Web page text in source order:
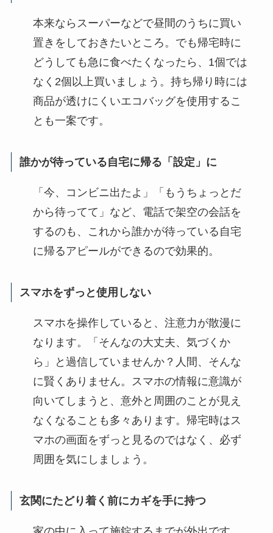
本来ならスーパーなどで昼間のうちに買い
置きをしておきたいところ。でも帰宅時に
どうしても急に食べたくなったら、1個では
なく2個以上買いましょう。持ち帰り時には
商品が透けにくいエコバッグを使用するこ
とも一案です。
誰かが待っている自宅に帰る「設定」に
「今、コンビニ出たよ」「もうちょっとだ
から待ってて」など、電話で架空の会話を
するのも、これから誰かが待っている自宅
に帰るアピールができるので効果的。
スマホをずっと使用しない
スマホを操作していると、注意力が散漫に
なります。「そんなの大丈夫、気づくか
ら」と過信していませんか？人間、そんな
に賢くありません。スマホの情報に意識が
向いてしまうと、意外と周囲のことが見え
なくなることも多々あります。帰宅時はス
マホの画面をずっと見るのではなく、必ず
周囲を気にしましょう。
玄関にたどり着く前にカギを手に持つ